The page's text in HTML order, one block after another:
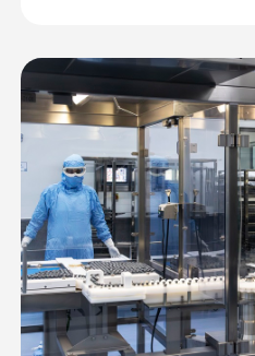
cepillado insuficiente (una
más frecuente en
(16,9%). En la misma
enjuague bucal están